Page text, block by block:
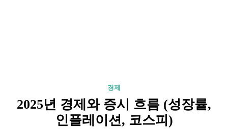
경제
2025년 경제와 증시 흐름 (성장률,
인플레이션, 코스피)